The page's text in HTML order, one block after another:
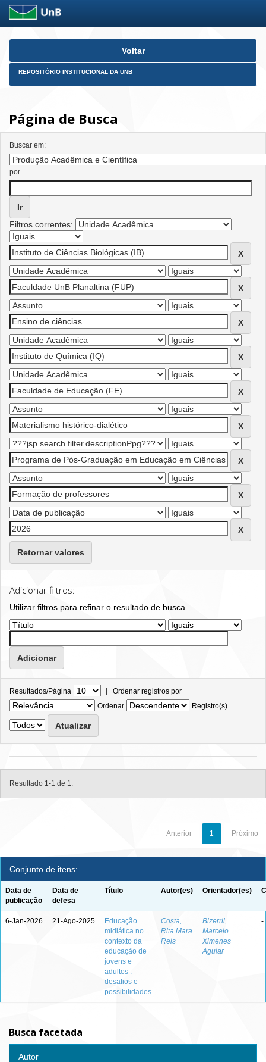
Skip
Voltar
REPOSITÓRIO INSTITUCIONAL DA UNB
Página de Busca
Buscar em:
por
Filtros correntes:
Retornar valores
Adicionar filtros:
Utilizar filtros para refinar o resultado de busca.
Resultados/Página | Ordenar registros por
Ordenar
Registro(s)
Resultado 1-1 de 1.
Anterior 1 Próximo
Conjunto de itens:
Data de
publicação
Data de
defesa
Título Autor(es) Orientador(es)
6-Jan-2026 21-Ago-2025
Educação
midiática no
contexto da
educação de
jovens e
adultos :
desafios e
possibilidades
Costa,
Rita Mara
Reis
Bizerril,
Marcelo
Ximenes
Aguiar
-
Busca facetada
Autor